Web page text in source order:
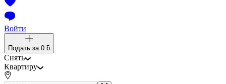
Войти
Подать за 0 ƃ
Снять
Квартиру